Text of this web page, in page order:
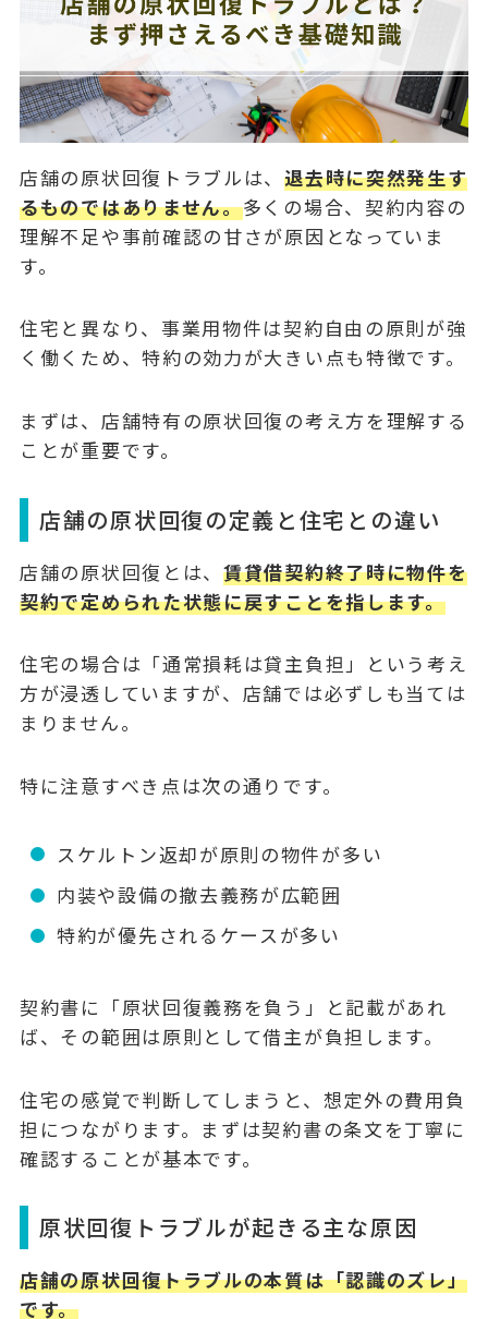
店舗の原状回復トラブルは、退去時に突然発生す
るものではありません。多くの場合、契約内容の
理解不足や事前確認の甘さが原因となっていま
す。
住宅と異なり、事業用物件は契約自由の原則が強
く働くため、特約の効力が大きい点も特徴です。
まずは、店舗特有の原状回復の考え方を理解する
ことが重要です。
店舗の原状回復の定義と住宅との違い
店舗の原状回復とは、 賃貸借契約終了時に物件を
契約で定められた状態に戻すことを指します。
住宅の場合は「通常損耗は貸主負担」という考え
方が浸透していますが、店舗では必ずしも当ては
まりません。
特に注意すべき点は次の通りです。
スケルトン返却が原則の物件が多い
内装や設備の撤去義務が広範囲
特約が優先されるケースが多い
契約書に「原状回復義務を負う」と記載があれ
ば、その範囲は原則として借主が負担します。
住宅の感覚で判断してしまうと、想定外の費用負
担につながります。まずは契約書の条文を丁寧に
確認することが基本です。
原状回復トラブルが起きる主な原因
店舗の原状回復トラブルの本質は「認識のズレ」
です。